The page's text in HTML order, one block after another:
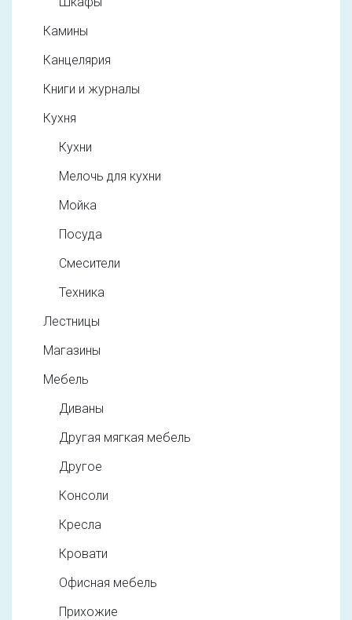
Камины
Канцелярия
Книги и журналы
Кухня
Кухни
Мелочь для кухни
Мойка
Посуда
Смесители
Техника
Лестницы
Магазины
Мебель
Диваны
Другая мягкая мебель
Другое
Консоли
Кресла
Кровати
Офисная мебель
Прихожие